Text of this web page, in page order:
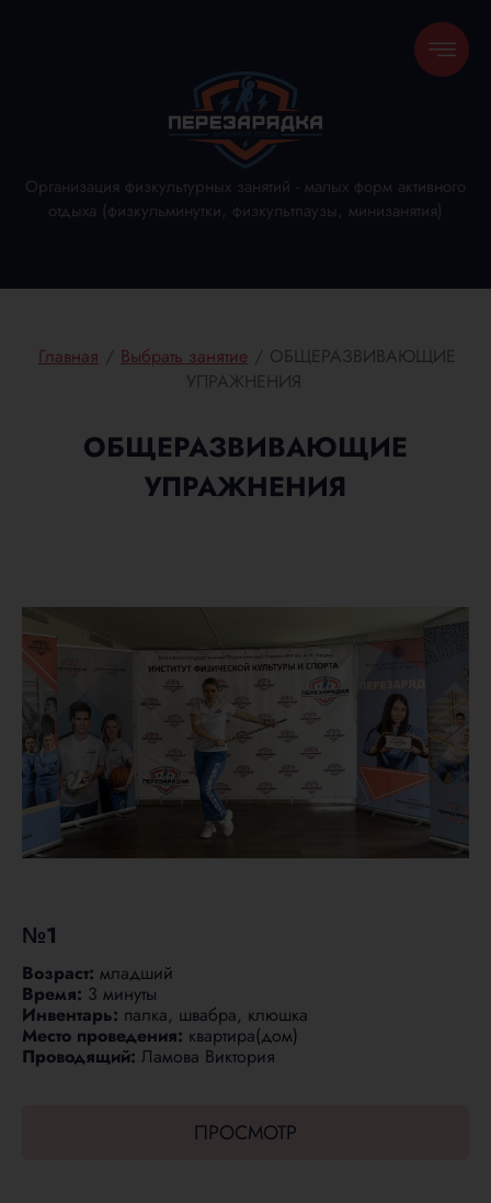
Организация физкультурных занятий - малых форм активного
отдыха (физкульминутки, физкультпаузы, минизанятия)
Главная / Выбрать занятие / ОБЩЕРАЗВИВАЮЩИЕ
УПРАЖНЕНИЯ
ОБЩЕРАЗВИВАЮЩИЕ
УПРАЖНЕНИЯ
№1
Возраст: младший
Время: 3 минуты
Инвентарь: палка, швабра, клюшка
Место проведения: квартира(дом)
Проводящий: Ламова Виктория
ПРОСМОТР